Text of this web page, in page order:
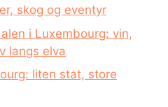
skog og eventyr
i Luxembourg: vin,
langs elva
liten stat, store